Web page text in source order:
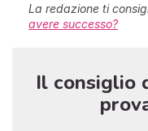
La redazione ti
avere successo?
Il consiglio